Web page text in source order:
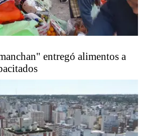
entregó alimentos a